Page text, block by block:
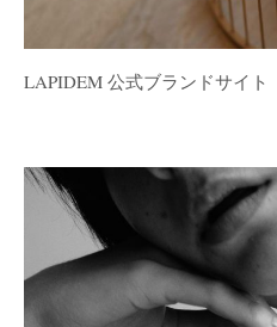
LAPIDEM 公式ブランドサイト